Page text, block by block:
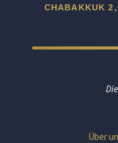
CHABAKKUK
Über